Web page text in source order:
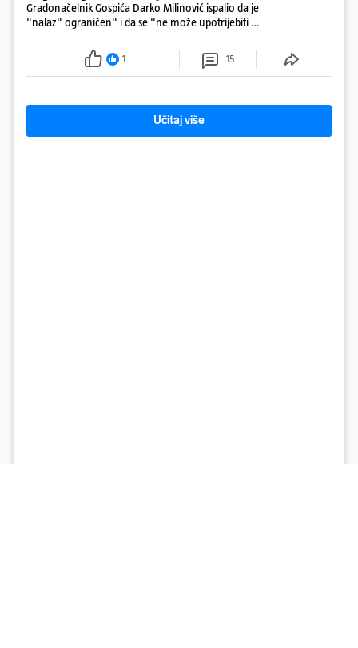
Gradonačelnik Gospića Darko Milinović ispalio da je
"nalaz" ograničen" i da se "ne može upotrijebiti za
ga je naručio Uskok i da je dio spisa
1 15
Učitaj više